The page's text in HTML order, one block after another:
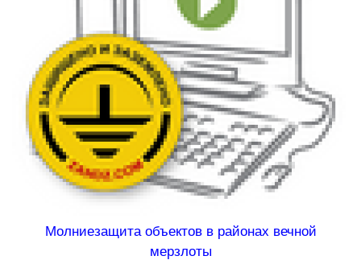
Молниезащита объектов в районах вечной
мерзлоты